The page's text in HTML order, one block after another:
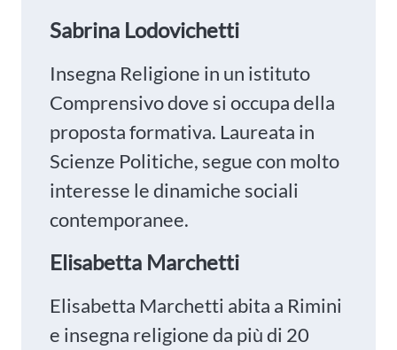
Sabrina Lodovichetti
Insegna Religione in un istituto
Comprensivo dove si occupa della
proposta formativa. Laureata in
Scienze Politiche, segue con molto
interesse le dinamiche sociali
contemporanee.
Elisabetta Marchetti
Elisabetta Marchetti abita a Rimini
e insegna religione da più di 20